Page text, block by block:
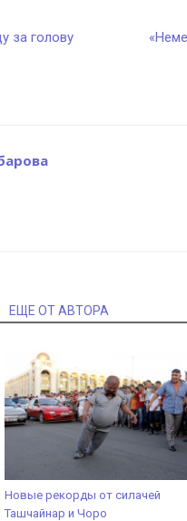
за голову
ЕЩЕ ОТ АВТОРА
Новые рекорды от силачей
Ташчайнар и Чоро